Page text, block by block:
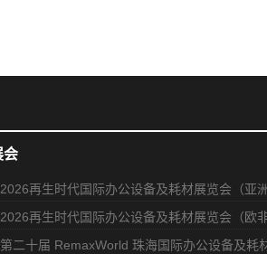
会
2026再生时代国际办公设备及耗材展览会（亚
2026再生时代国际办公设备及耗材展览会（欧
第二十届 RemaxWorld 珠海国际办公设备及耗